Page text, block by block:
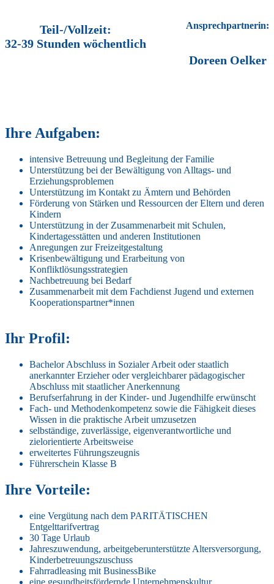
Teil-/Vollzeit:
32-39 Stunden wöchentlich
Ansprechpartnerin:
Doreen Oelker
Ihre Aufgaben:
intensive Betreuung und Begleitung der Familie
Unterstützung bei der Bewältigung von Alltags- und
Erziehungsproblemen
Unterstützung im Kontakt zu Ämtern und Behörden
Förderung von Stärken und Ressourcen der Eltern und deren
Kindern
Unterstützung in der Zusammenarbeit mit Schulen,
Kindertagesstätten und anderen Institutionen
Anregungen zur Freizeitgestaltung
Krisenbewältigung und Erarbeitung von
Konfliktlösungsstrategien
Nachbetreuung bei Bedarf
Zusammenarbeit mit dem Fachdienst Jugend und externen
Kooperationspartner*innen
Ihr Profil:
Bachelor Abschluss in Sozialer Arbeit oder staatlich
anerkannter Erzieher oder vergleichbarer pädagogischer
Abschluss mit staatlicher Anerkennung
Berufserfahrung in der Kinder- und Jugendhilfe erwünscht
Fach- und Methodenkompetenz sowie die Fähigkeit dieses
Wissen in die praktische Arbeit umzusetzen
selbständige, zuverlässige, eigenverantwortliche und
zielorientierte Arbeitsweise
erweitertes Führungszeugnis
Führerschein Klasse B
Ihre Vorteile:
eine Vergütung nach dem PARITÄTISCHEN
Entgelttarifvertrag
30 Tage Urlaub
Jahreszuwendung, arbeitgeberunterstützte Altersversorgung,
Kinderbetreuungszuschuss
Fahrradleasing mit BusinessBike
eine gesundheitsfördernde Unternehmenskultur